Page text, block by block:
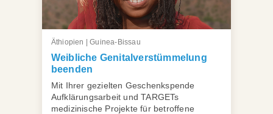
Äthiopien | Guinea-Bissau
Weibliche Genitalverstümmelung
beenden
Mit Ihrer gezielten Geschenkspende
Aufklärungsarbeit und TARGETs
medizinische Projekte für betroffene